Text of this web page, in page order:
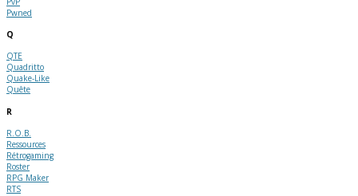
Pwned
Q
QTE
Quadritto
Quake-Like
Quête
R
R.O.B.
Ressources
Rétrogaming
Roster
RPG Maker
RTS